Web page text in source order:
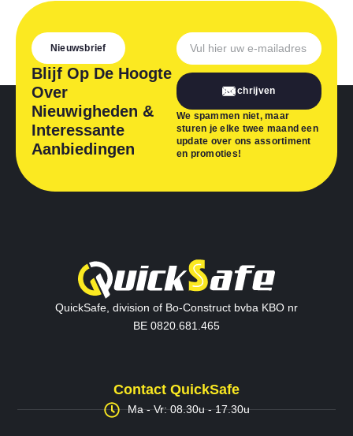
Nieuwsbrief
Blijf Op De Hoogte
Over
Nieuwigheden &
Interessante
Aanbiedingen
Inschrijven
We spammen niet, maar
sturen je elke twee maand een
update over ons assortiment
en promoties!
QuickSafe, division of Bo-Construct bvba KBO nr
BE 0820.681.465
Contact QuickSafe
Ma - Vr: 08.30u - 17.30u